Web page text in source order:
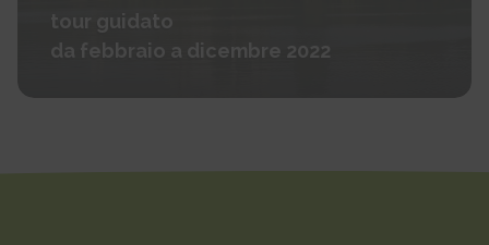
tour guidato
da febbraio a dicembre 2022